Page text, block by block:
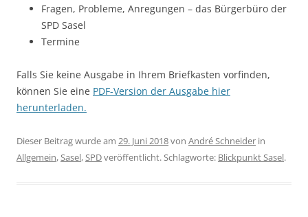
Fragen, Probleme, Anregungen – das Bürgerbüro der
SPD Sasel
Termine
Falls Sie keine Ausgabe in Ihrem Briefkasten vorfinden,
können Sie eine PDF-Version der Ausgabe hier
herunterladen.
Dieser Beitrag wurde am 29. Juni 2018von André Schneider in
Allgemein,Sasel,SPDveröffentlicht. Schlagworte: Blickpunkt Sasel.